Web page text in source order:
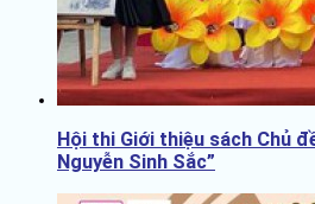
Hội thi Giới thiệu sách Chủ
Nguyễn Sinh Sắc”